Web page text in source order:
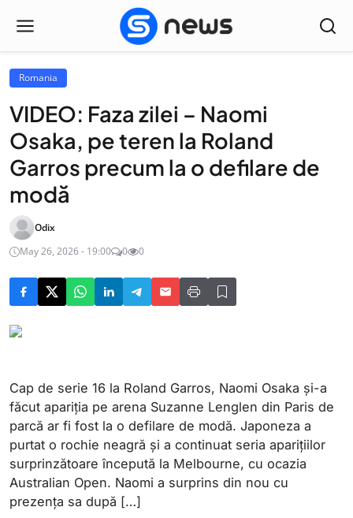
Romania
VIDEO: Faza zilei – Naomi
Osaka, pe teren la Roland
Garros precum la o defilare de
modă
Odix
May 26, 2026 - 19:00
0 0
Cap de serie 16 la Roland Garros, Naomi Osaka și-a
făcut apariția pe arena Suzanne Lenglen din Paris de
parcă ar fi fost la o defilare de modă. Japoneza a
purtat o rochie neagră și a continuat seria aparițiilor
surprinzătoare începută la Melbourne, cu ocazia
Australian Open. Naomi a surprins din nou cu
prezența sa după […]